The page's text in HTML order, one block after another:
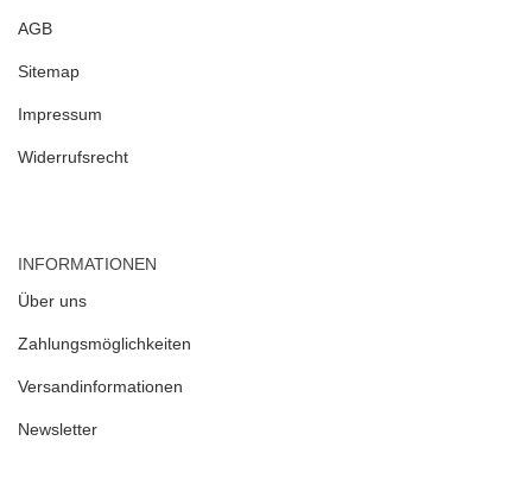
AGB
Sitemap
Impressum
Widerrufsrecht
INFORMATIONEN
Über uns
Zahlungsmöglichkeiten
Versandinformationen
Newsletter